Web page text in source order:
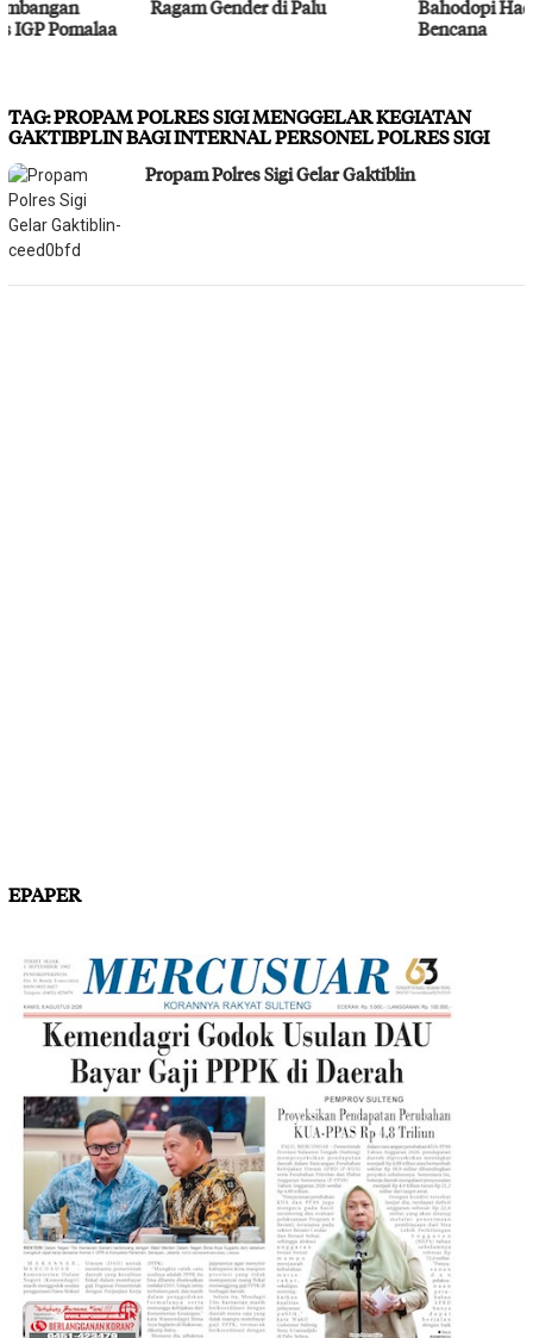
Ragam Gender di Palu
Bahodopi Hadapi Potensi
TAG:PROPAM POLRES SIGI MENGGELAR KEGIATAN
GAKTIBPLIN BAGI INTERNAL PERSONEL POLRES SIGI
Propam Polres Sigi Gelar Gaktiblin
EPAPER